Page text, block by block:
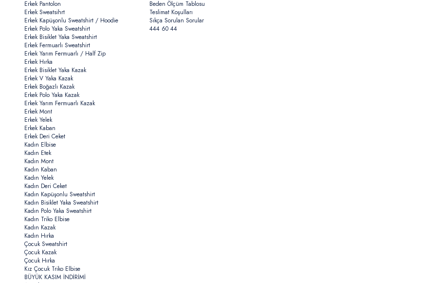
Erkek Pantolon
Erkek Sweatsihrt
Erkek Kapüşonlu Sweatshirt / Hoodie
Erkek Polo Yaka Sweatshirt
Erkek Bisiklet Yaka Sweatshirt
Erkek Fermuarlı Sweatshirt
Erkek Yarım Fermuarlı / Half Zip
Erkek Hırka
Erkek Bisiklet Yaka Kazak
Erkek V Yaka Kazak
Erkek Boğazlı Kazak
Erkek Polo Yaka Kazak
Erkek Yarım Fermuarlı Kazak
Erkek Mont
Erkek Yelek
Erkek Kaban
Erkek Deri Ceket
Kadın Elbise
Kadın Etek
Kadın Mont
Kadın Kaban
Kadın Yelek
Kadın Deri Ceket
Kadın Kapüşonlu Sweatshirt
Kadın Bisiklet Yaka Sweatshirt
Kadın Polo Yaka Sweatshirt
Kadın Triko Elbise
Kadın Kazak
Kadın Hırka
Çocuk Sweatshirt
Çocuk Kazak
Çocuk Hırka
Kız Çocuk Triko Elbise
BÜYÜK KASIM İNDİRİMİ
Beden Ölçüm Tablosu
Teslimat Koşulları
Sıkça Sorulan Sorular
444 60 44